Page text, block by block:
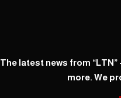
The latest news from
more. We